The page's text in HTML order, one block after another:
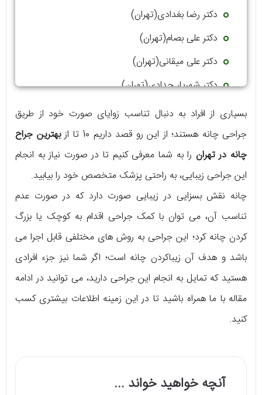
دکتر رضا بغدادی(تهران)
دکتر علی بصام(تهران)
دکتر علی میقانی(تهران)
دکتر شهریار حدادی(تهران)
بسیاری از افراد به دنبال تناسب زوایای صورت خود از طریق
جراحی چانه هستند؛ از این رو قصد داریم 10 تا از
بهترین جراح
چانه در تهران را به شما معرفی کنیم تا در صورت نیاز به انجام
این جراحی زیبایی، به راحتی پزشک متخصص خود را بیابید.
چانه نقش بسزایی در زیبایی صورت دارد که در صورت عدم
تناسب آن، می توان با کمک جراحی اقدام به کوچک یا بزرگ
کردن چانه کرد؛ این جراحی به روش های مختلفی قابل اجرا می
باشد و هدف آن زیباکردن چانه است؛ اگر شما نیز جزء افرادی
هستید که تمایل به انجام این جراحی دارید، می توانید در ادامه
مقاله با ما همراه باشید تا در این زمینه اطلاعات بیشتری کسب
کنید.
آنچه خواهید خواند ...